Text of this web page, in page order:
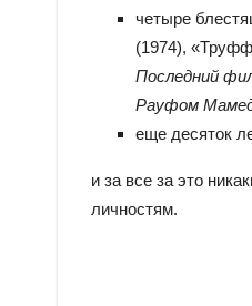
четыре
(1974),
Последний
Рауфом
еще десяток
и за все за это
личностям.